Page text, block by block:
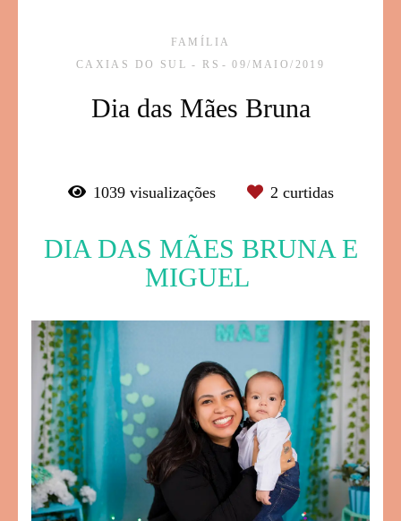
FAMÍLIA
CAXIAS DO SUL - RS
09/MAIO/2019
Dia das Mães Bruna
1039visualizações 2 curtidas
DIA DAS MÃES BRUNA E
MIGUEL